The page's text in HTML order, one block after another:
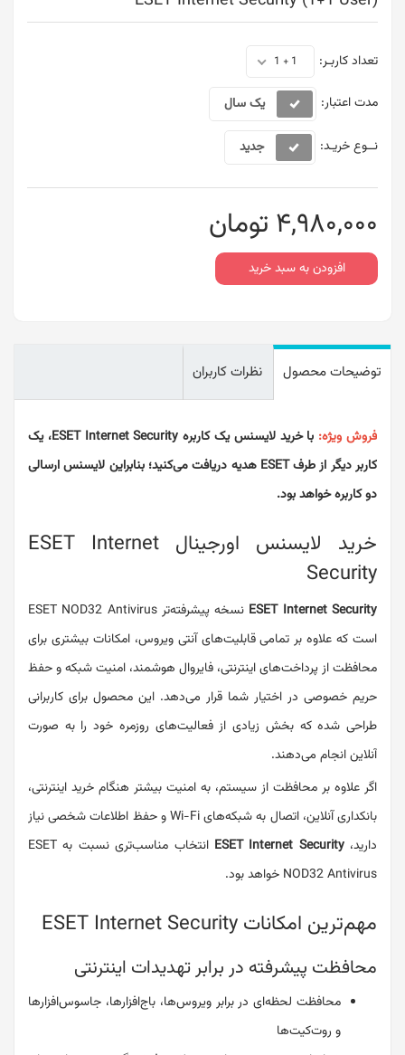
تعداد کاربـر: 1 + 1
مدت اعتبار: یک سال
نــوع خریـد: جدید
4,980,000 تومان
افزودن به سبد خرید
توضیحات محصول نظرات کاربران
فروش ویژه:
با خرید لایسنس یک کاربره ESET Internet Security، یک
کاربر دیگر از طرف ESET هدیه دریافت می‌کنید؛ بنابراین لایسنس ارسالی
دو کاربره خواهد بود.
خرید لایسنس اورجینال ESET Internet
Security
ESET Internet Security
نسخه پیشرفته‌تر ESET NOD32 Antivirus
است که علاوه بر تمامی قابلیت‌های آنتی ویروس، امکانات بیشتری برای
محافظت از پرداخت‌های اینترنتی، فایروال هوشمند، امنیت شبکه و حفظ
حریم خصوصی در اختیار شما قرار می‌دهد. این محصول برای کاربرانی
طراحی شده که بخش زیادی از فعالیت‌های روزمره خود را به صورت
آنلاین انجام می‌دهند.
اگر علاوه بر محافظت از سیستم، به امنیت بیشتر هنگام خرید اینترنتی،
بانکداری آنلاین، اتصال به شبکه‌های Wi-Fi و حفظ اطلاعات شخصی نیاز
دارید،ESET Internet Security
انتخاب مناسب‌تری نسبت به ESET
NOD32 Antivirus خواهد بود.
مهم‌ترین امکانات ESET Internet Security
محافظت پیشرفته در برابر تهدیدات اینترنتی
محافظت لحظه‌ای در برابر ویروس‌ها، باج‌افزارها، جاسوس‌افزارها
و روت‌کیت‌ها